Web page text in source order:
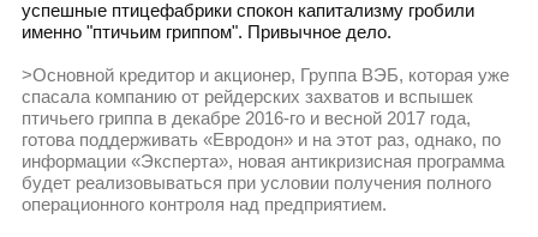
успешные птицефабрики спокон капитализму гробили
именно "птичьим гриппом". Привычное дело.
>Основной кредитор и акционер, Группа ВЭБ, которая уже
спасала компанию от рейдерских захватов и вспышек
птичьего гриппа в декабре 2016-го и весной 2017 года,
готова поддерживать «Евродон» и на этот раз, однако, по
информации «Эксперта», новая антикризисная программа
будет реализовываться при условии получения полного
операционного контроля над предприятием.